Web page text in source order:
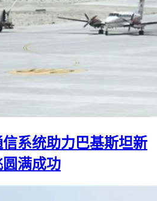
系统助力巴基斯坦新
圆满成功